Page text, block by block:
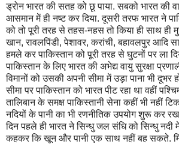
ड्रोन भारत की सतह को छू पाया. सबको भारत की
आसमान में ही नष्ट कर दिया. दूसरी तरफ भारत ने
को तो पूरी तरह से तहस-नहस तो किया ही साथ ही
खान, रावलपिंडी, पेशावर, करांची, बहावलपुर आदि
हमले कर पाकिस्तान को पूरी तरह से घुटनों पर ला
पाकिस्तान के लिए भारत की अभेद्य वायु सुरक्षा
विमानों को उसकी अपनी सीमा में उड़ा पाना भी दूभर
सीमा पर पाकिस्तान को भारत पीट रहा था वहीं
तालिबान के समक्ष पाकिस्तानी सेना कहीं भी नहीं
नदियों के पानी का भी रणनीतिक उपयोग शुरू कर
दिन पहले ही भारत ने सिन्धु जल संधि को सिन्धु नदी
कहकर कि खून और पानी एक साथ नहीं बह सकते.